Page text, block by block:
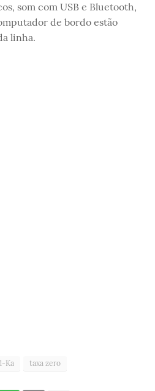
som com USB e Bluetooth,
de bordo estão
linha.
Ka taxa zero